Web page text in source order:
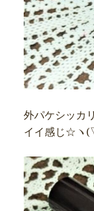
外パケシッカ
イイ感じ☆